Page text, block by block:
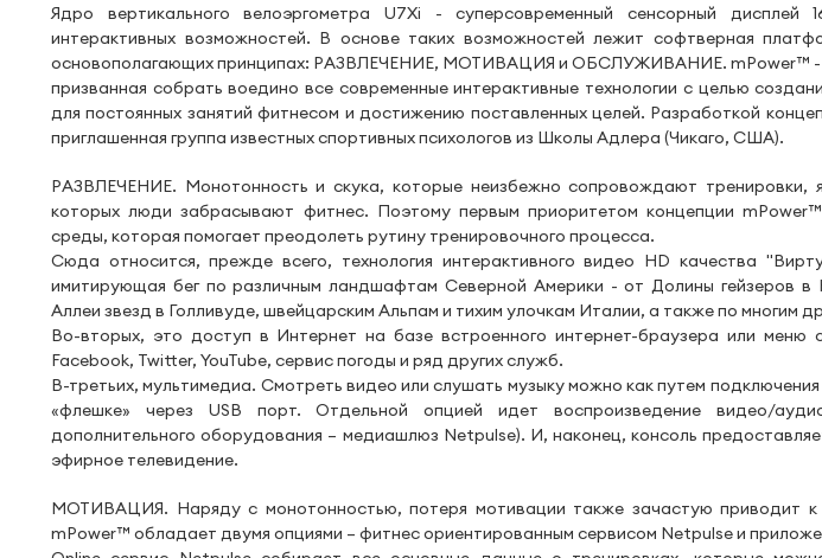
Ядро вертикального велоэргометра U7Xi - суперсовременный сенсорный
интерактивных возможностей. В основе таких возможностей лежит софтверная
основополагающих принципах: РАЗВЛЕЧЕНИЕ, МОТИВАЦИЯ и ОБСЛУЖИВАНИЕ. mPower™ -
призванная собрать воедино все современные интерактивные технологии с целью
для постоянных занятий фитнесом и достижению поставленных целей. Разработкой
приглашенная группа известных спортивных психологов из Школы Адлера (Чикаго, США).
РАЗВЛЕЧЕНИЕ. Монотонность и скука, которые неизбежно сопровождают тренировки,
которых люди забрасывают фитнес. Поэтому первым приоритетом концепции mPower™
среды, которая помогает преодолеть рутину тренировочного процесса.
Сюда относится, прежде всего, технология интерактивного видео HD качества
имитирующая бег по различным ландшафтам Северной Америки - от Долины гейзеров в
Аллеи звезд в Голливуде, швейцарским Альпам и тихим улочкам Италии, а также по многим
Во-вторых, это доступ в Интернет на базе встроенного интернет-браузера или меню
Facebook, Twitter, YouTube, сервис погоды и ряд других служб.
В-третьих, мультимедиа. Смотреть видео или слушать музыку можно как путем
«флешке» через USB порт. Отдельной опцией идет воспроизведение видео/
дополнительного оборудования – медиашлюз Netpulse). И, наконец, консоль
эфирное телевидение.
МОТИВАЦИЯ. Наряду с монотонностью, потеря мотивации также зачастую приводит к
mPower™ обладает двумя опциями – фитнес ориентированным сервисом Netpulse и